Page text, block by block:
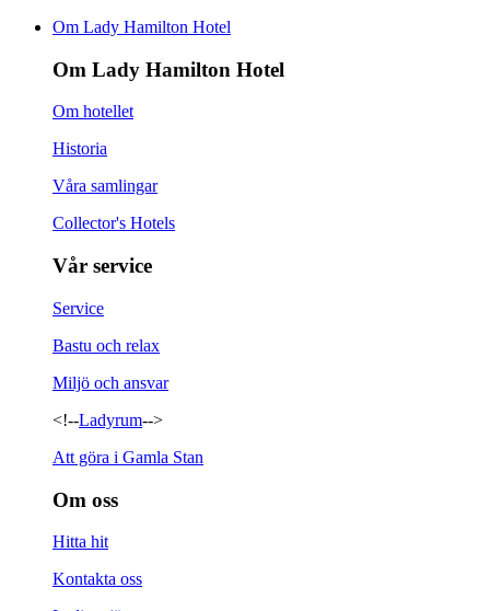
Om Lady Hamilton Hotel
Om Lady Hamilton Hotel
Om hotellet
Historia
Våra samlingar
Collector's Hotels
Vår service
Service
Bastu och relax
Miljö och ansvar
<!--Ladyrum-->
Att göra i Gamla Stan
Om oss
Hitta hit
Kontakta oss